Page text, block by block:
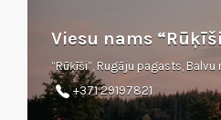
Viesu nams
“Rūķīši”, Rugāju pagasts,
+371 29197821